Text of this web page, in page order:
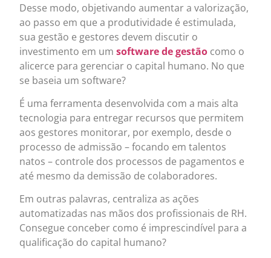
Desse modo, objetivando aumentar a valorização,
ao passo em que a produtividade é estimulada,
sua gestão e gestores devem discutir o
investimento em umsoftware de gestão como o
alicerce para gerenciar o capital humano. No que
se baseia um software?
É uma ferramenta desenvolvida com a mais alta
tecnologia para entregar recursos que permitem
aos gestores monitorar, por exemplo, desde o
processo de admissão – focando em talentos
natos – controle dos processos de pagamentos e
até mesmo da demissão de colaboradores.
Em outras palavras, centraliza as ações
automatizadas nas mãos dos profissionais de RH.
Consegue conceber como é imprescindível para a
qualificação do capital humano?